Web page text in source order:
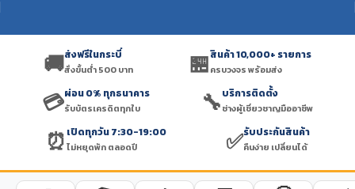
🚚ส่งฟรีในกระบี่
สั่งขั้นต่ำ 500 บาท 🏪สินค้า 10,000+ รายการ
ครบวงจร พร้อมส่ง
💳ผ่อน 0% ทุกธนาคาร
รับบัตรเครดิตทุกใบ 🔧บริการติดตั้ง
ช่างผู้เชี่ยวชาญมืออาชีพ
⏰ เปิดทุกวัน 7:30-19:00
ไม่หยุดพัก ตลอดปี ✅รับประกันสินค้า
คืนง่าย เปลี่ยนได้